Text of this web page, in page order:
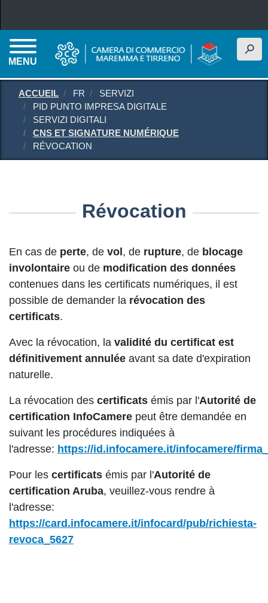
MENU
h
ACCUEIL FR
SERVIZI
PID PUNTO IMPRESA DIGITALE
SERVIZI DIGITALI
CNS ET SIGNATURE NUMÉRIQUE
RÉVOCATION
Révocation
En cas de perte, de vol , de rupture, de blocage
involontaire ou de modification des données
contenues dans les certificats numériques, il est
possible de demander la révocation des
certificats.
Avec la révocation, la validité du certificat est
définitivement annulée avant sa date d'expiration
naturelle.
La révocation des certificats émis par l'Autorité de
certification InfoCamere peut être demandée en
suivant les procédures indiquées à
l'adresse: https://id.infocamere.it/infocamere/
Pour les certificats émis par l'Autorité de
certification Aruba, veuillez-vous rendre à
l'adresse:
https://card.infocamere.it/infocard/pub/richiesta-
revoca_5627